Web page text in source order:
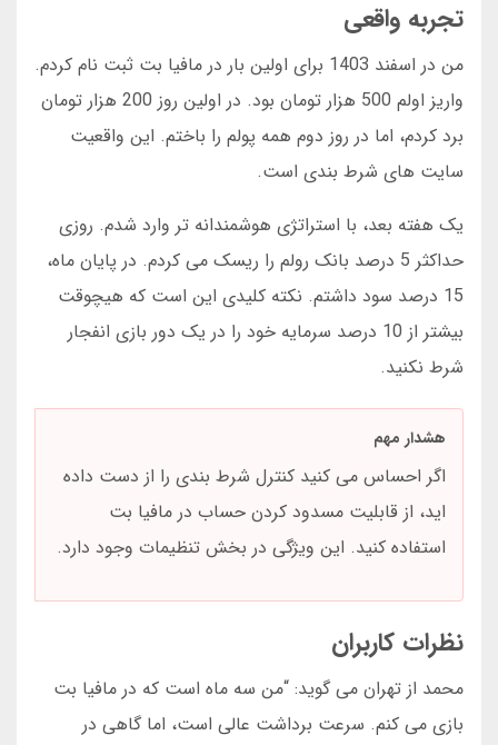
تجربه واقعی
من در اسفند 1403 برای اولین بار در مافیا بت ثبت نام کردم.
واریز اولم 500 هزار تومان بود. در اولین روز 200 هزار تومان
برد کردم، اما در روز دوم همه پولم را باختم. این واقعیت
سایت های شرط بندی است.
یک هفته بعد، با استراتژی هوشمندانه تر وارد شدم. روزی
حداکثر 5 درصد بانک رولم را ریسک می کردم. در پایان ماه،
15 درصد سود داشتم. نکته کلیدی این است که هیچوقت
بیشتر از 10 درصد سرمایه خود را در یک دور بازی انفجار
شرط نکنید.
هشدار مهم
اگر احساس می کنید کنترل شرط بندی را از دست داده
اید، از قابلیت مسدود کردن حساب در مافیا بت
استفاده کنید. این ویژگی در بخش تنظیمات وجود دارد.
نظرات کاربران
محمد از تهران می گوید: “من سه ماه است که در مافیا بت
بازی می کنم. سرعت برداشت عالی است، اما گاهی در